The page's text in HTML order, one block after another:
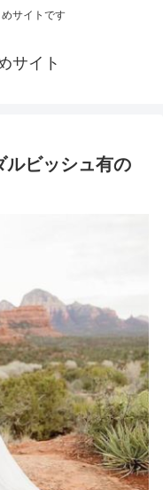
サイトです
サイト
ルビッシュ有の